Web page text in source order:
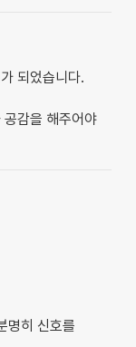
되었습니다.
감을 해주어야
명히 신호를